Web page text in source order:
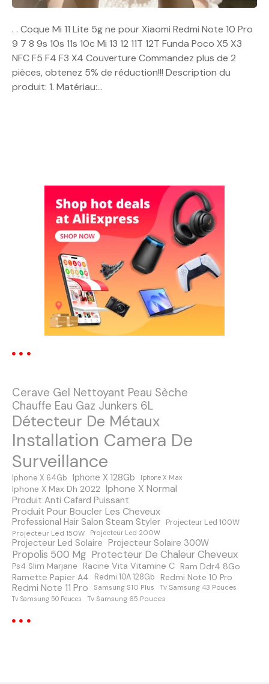
. . Coque Mi 11 Lite 5g ne pour Xiaomi Redmi Note 10 Pro
9 7 8 9s 10s 11s 10c Mi 13 12 11T 12T Funda Poco X5 X3
NFC F5 F4 F3 X4 Couverture Commandez plus de 2
pièces, obtenez 5% de réduction!!! Description du
produit: 1. Matériau:…
o
d
e
s
m
e
s
s
a
g
e
Cerave Gel Nettoyant Peau Sèche
Chauffe Eau Gaz Junkers 6L
Détecteur De Métaux
Installation Camera De
Surveillance
Iphone X 64Gb Iphone X 128Gb Iphone X Max
Iphone X Max Dh 2022 Iphone X Normal
Produit Anti Cafard Puissant
Produit Pour Boucler Les Cheveux
Professional Hair Salon Steam Styler
Projecteur Led 100W
Projecteur Led 150W
Projecteur Led 200W
Projecteur Led Solaire Projecteur Solaire 300W
Propolis 500 Mg Protecteur De Chaleur Cheveux
Ps4 Slim Marjane Racine Vita Vitamine C Ram Ddr4 8Go
Ramette Papier A4
Redmi 10A 128Gb Redmi Note 10 Pro
Redmi Note 11 Pro Samsung S10 Plus Tv Samsung 43 Pouces
Tv Samsung 50 Pouces Tv Samsung 65 Pouces